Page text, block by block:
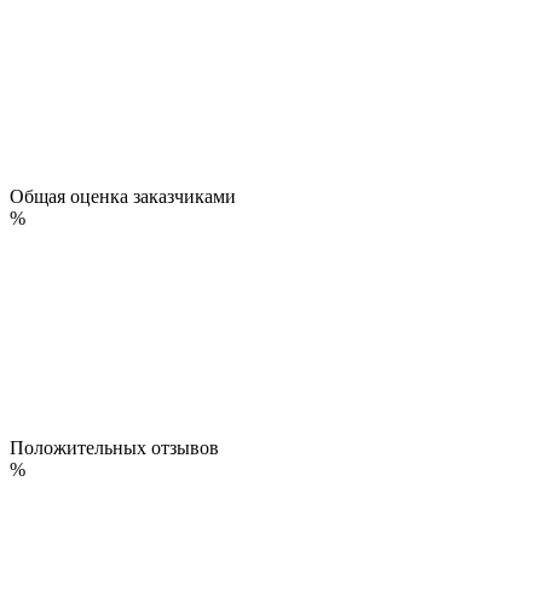
Общая оценка заказчиками
%
Положительных отзывов
%